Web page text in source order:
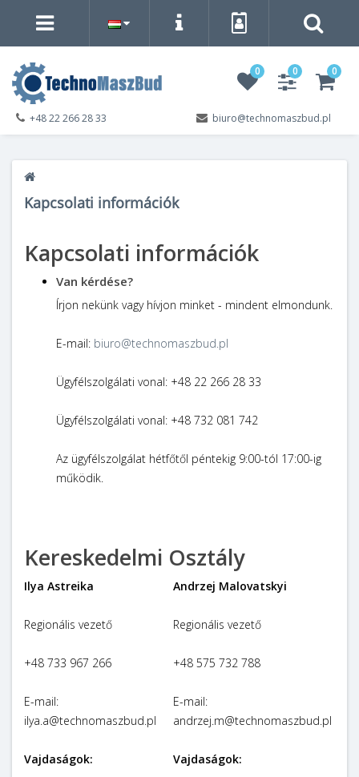
0 0 0
biuro@technomaszbud.pl
+48 22 266 28 33
Kapcsolati információk
Kapcsolati információk
Van kérdése?
Írjon nekünk vagy hívjon minket - mindent elmondunk.
E-mail: biuro@technomaszbud.pl
Ügyfélszolgálati vonal: +48 22 266 28 33
Ügyfélszolgálati vonal: +48 732 081 742
Az ügyfélszolgálat hétfőtől péntekig 9:00-tól 17:00-ig
működik.
Kereskedelmi Osztály
Ilya Astreika
Regionális vezető
+48 733 967 266
E-mail:
ilya.a@technomaszbud.pl
Vajdaságok:
Andrzej Malovatskyi
Regionális vezető
+48 575 732 788
E-mail:
andrzej.m@technomaszbud.pl
Vajdaságok: